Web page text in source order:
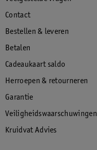
Contact
Bestellen & leveren
Betalen
Cadeaukaart saldo
Herroepen & retourneren
Garantie
Veiligheidswaarschuwingen
Kruidvat Advies